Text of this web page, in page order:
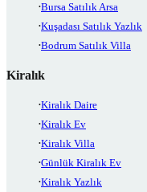
Bursa Satılık Arsa
Kuşadası Satılık Yazlık
Bodrum Satılık Villa
Kiralık
Kiralık Daire
Kiralık Ev
Kiralık Villa
Günlük Kiralık Ev
Kiralık Yazlık